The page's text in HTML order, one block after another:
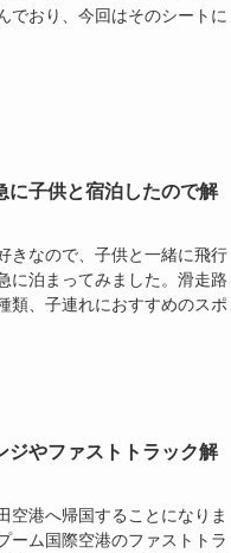
でおり、今回はそのシートに
に子供と宿泊したので解
きなので、子供と一緒に飛行
に泊まってみました。滑走路
類、子連れにおすすめのスポ
ジやファストトラック解
空港へ帰国することになりま
ーム国際空港のファストトラ